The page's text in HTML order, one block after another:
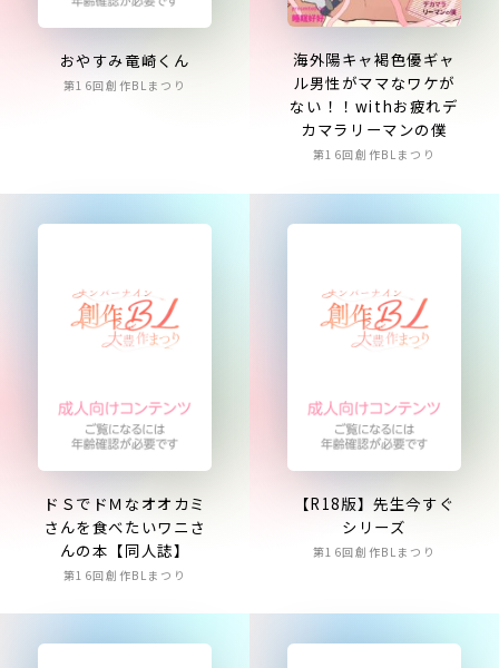
おやすみ竜崎くん
第16回創作BLまつり
海外陽キャ褐色優ギャ
ル男性がママなワケが
ない！！withお疲れデ
カマラリーマンの僕
第16回創作BLまつり
ドＳでドＭなオオカミ
さんを食べたいワニさ
んの本【同人誌】
第16回創作BLまつり
【R18版】先生今すぐ
シリーズ
第16回創作BLまつり